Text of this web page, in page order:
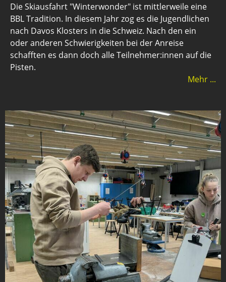
Die Skiausfahrt "Winterwonder" ist mittlerweile eine
BBL Tradition. In diesem Jahr zog es die Jugendlichen
nach Davos Klosters in die Schweiz. Nach den ein
oder anderen Schwierigkeiten bei der Anreise
schafften es dann doch alle Teilnehmer:innen auf die
Pisten.
Mehr ...